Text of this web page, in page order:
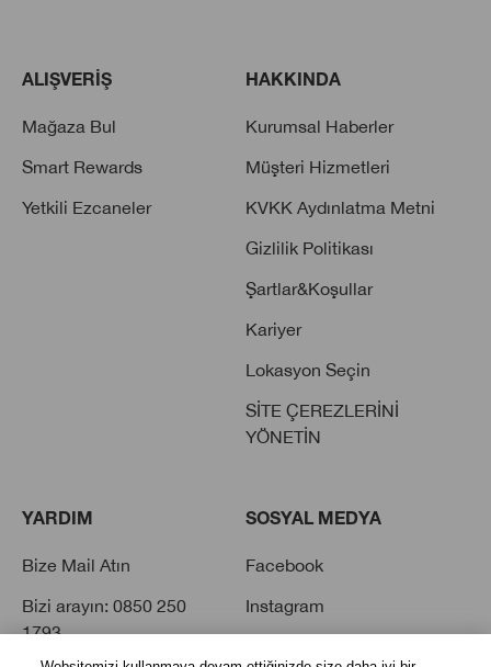
ALIŞVERİŞ
Mağaza Bul
Smart Rewards
Yetkili Ezcaneler
HAKKINDA
Kurumsal Haberler
Müşteri Hizmetleri
KVKK Aydınlatma Metni
Gizlilik Politikası
Şartlar&Koşullar
Kariyer
Lokasyon Seçin
SİTE ÇEREZLERİNİ
YÖNETİN
YARDIM
Bize Mail Atın
Bizi arayın: 0850 250
1793
SOSYAL MEDYA
Facebook
Instagram